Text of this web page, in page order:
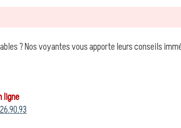
? Nos voyantes vous apporte leurs conseils